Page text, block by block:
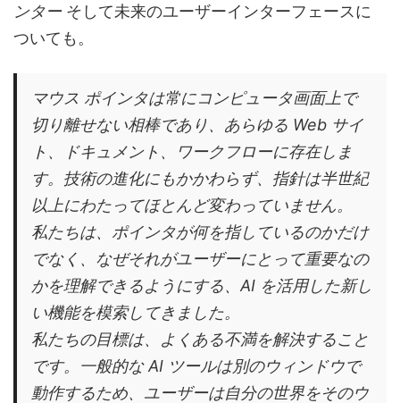
ンター そして未来のユーザーインターフェースに
ついても。
マウス ポインタは常にコンピュータ画面上で
切り離せない相棒であり、あらゆる Web サイ
ト、ドキュメント、ワークフローに存在しま
す。技術の進化にもかかわらず、指針は半世紀
以上にわたってほとんど変わっていません。
私たちは、ポインタが何を指しているのかだけ
でなく、なぜそれがユーザーにとって重要なの
かを理解できるようにする、AI を活用した新し
い機能を模索してきました。
私たちの目標は、よくある不満を解決すること
です。一般的な AI ツールは別のウィンドウで
動作するため、ユーザーは自分の世界をそのウ